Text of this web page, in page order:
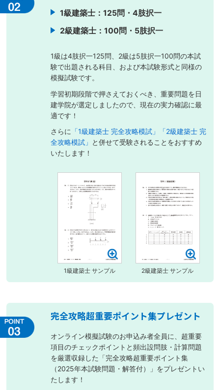
1級建築士：125問・4肢択一
2級建築士：100問・5肢択一
1級は4肢択一125問、2級は5肢択一100問の本試
験で出題される科目、および本試験形式と同様の
模擬試験です。
学習初期段階で押さえておくべき、重要問題を日
建学院が選定しましたので、現在の実力確認に最
適です！
さらに 「1級建築士 完全攻略模試」
「2級建築士 完
全攻略模試」 と併せて受験されることをおすすめ
いたします！
1級建築士 サンプル 2級建築士 サンプル
完全攻略超重要ポイント集プレゼント
オンライン模擬試験のお申込み者全員に、超重要
項目のチェックポイントと頻出設問肢・計算問題
を厳選収録した「完全攻略超重要ポイント集
（2025年本試験問題・解答付）」をプレゼントい
たします！